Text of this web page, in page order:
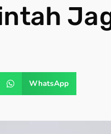
WhatsApp